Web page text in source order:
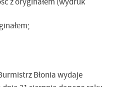
Błonia wydaje